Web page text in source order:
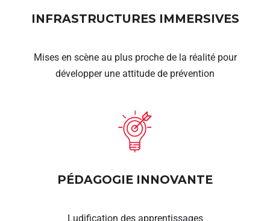
INFRASTRUCTURES IMMERSIVES
Mises en scène au plus proche de la réalité pour
développer une attitude de prévention
PÉDAGOGIE INNOVANTE
Ludification des apprentissages